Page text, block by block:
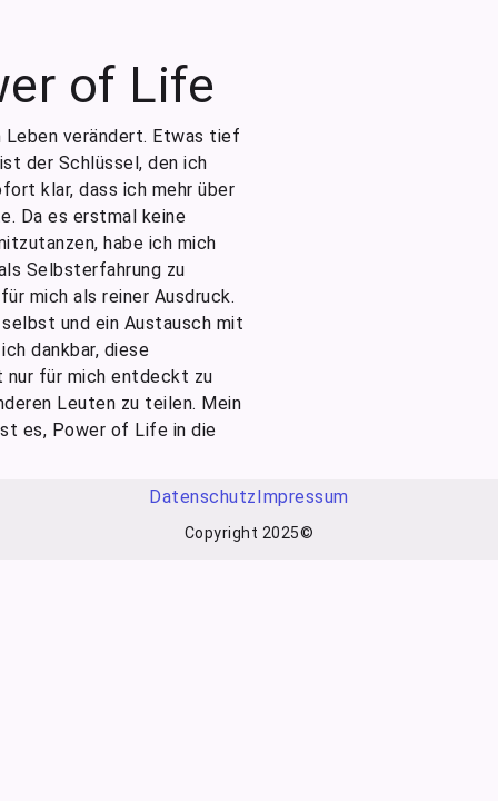
of Life
verändert. Etwas tief
der Schlüssel, den ich
klar, dass ich mehr über
Da es erstmal keine
habe ich mich
Selbsterfahrung zu
mich als reiner Ausdruck.
und ein Austausch mit
dankbar, diese
für mich entdeckt zu
Leuten zu teilen. Mein
es, Power of Life in die
DatenschutzImpressum
Copyright 2025©